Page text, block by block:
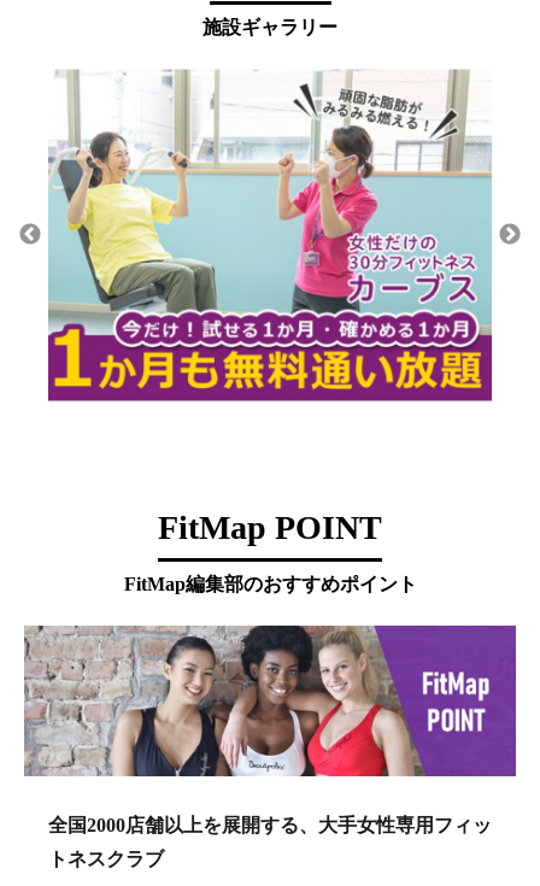
施設ギャラリー
FitMap POINT
FitMap編集部のおすすめポイント
全国2000店舗以上を展開する、大手女性専用フィッ
トネスクラブ